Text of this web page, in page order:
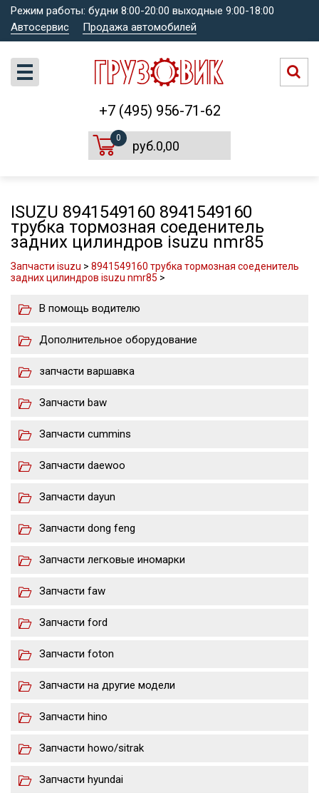
Режим работы: будни 8:00-20:00 выходные 9:00-18:00
Автосервис
Продажа автомобилей
+7 (495) 956-71-62
0
руб.0,00
ISUZU 8941549160 8941549160
трубка тормозная соеденитель
задних цилиндров isuzu nmr85
Запчасти isuzu > 8941549160 трубка тормозная соеденитель
задних цилиндров isuzu nmr85 >
В помощь водителю
Дополнительное оборудование
запчасти варшавка
Запчасти baw
Запчасти cummins
Запчасти daewoo
Запчасти dayun
Запчасти dong feng
Запчасти легковые иномарки
Запчасти faw
Запчасти ford
Запчасти foton
Запчасти на другие модели
Запчасти hino
Запчасти howo/sitrak
Запчасти hyundai